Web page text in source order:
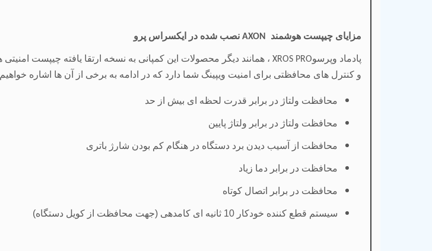
مزایای چیپست هوشمند AXON نصب شده در ایکسراس پرو
پادماد وپرسوXROS PRO ، همانند دیگر محصولات این کمپانی به نسخه ارتقا یافته چیپست
و کنترل های محافظتی برای امنیت ویپینگ شما دارد که در ادامه به برخی از آن ها اشاره
محافظت ولتاژ در برابر قدرت لحظه ای بیش از حد
محافظت ولتاژ در برابر ولتاژ پایین
محافظت از آسیب دیدن برد دستگاه در هنگام کم بودن شارژ باتری
محافظت در برابر دما زیاد
محافظت در برابر اتصال کوتاه
سیستم قطع کننده خودکار 10 ثانیه ای کامدهی (جهت محافظت از کویل دستگاه)